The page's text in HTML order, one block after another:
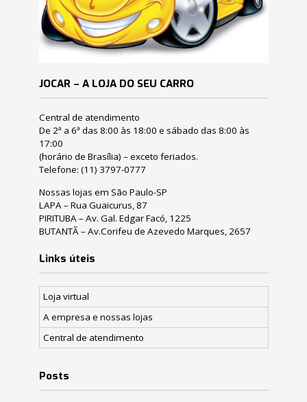
JOCAR – A LOJA DO SEU CARRO
Central de atendimento
De 2ª a 6ª das 8:00 às 18:00 e sábado das 8:00 às
17:00
(horário de Brasília) – exceto feriados.
Telefone: (11) 3797-0777
Nossas lojas em São Paulo-SP
LAPA – Rua Guaicurus, 87
PIRITUBA – Av. Gal. Edgar Facó, 1225
BUTANTÃ – Av.Corifeu de Azevedo Marques, 2657
Links úteis
Loja virtual
A empresa e nossas lojas
Central de atendimento
Posts